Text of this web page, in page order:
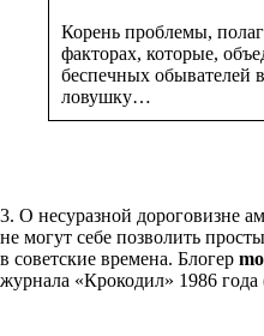
Корень проблемы,
факторах, которые,
беспечных обывателей
ловушку…
3. О несуразной дороговизне
не могут себе позволить
в советские времена. Блогер
журнала «Крокодил» 1986 года